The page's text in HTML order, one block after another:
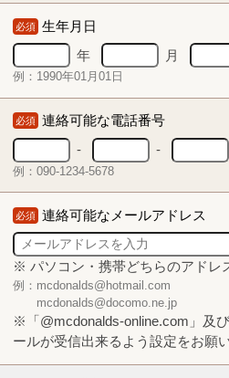
必須 生年月日
年
月
例：1990年01月01日
必須 連絡可能な電話番号
-
-
例：090-1234-5678
必須 連絡可能なメールアドレス
※ パソコン・携帯どちらのアドレ
例：mcdonalds@hotmail.com
mcdonalds@docomo.ne.jp
※「@mcdonalds-online.com」及
ールが受信出来るよう設定をお願い